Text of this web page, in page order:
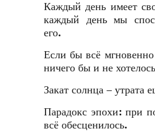
Каждый день имеет
каждый день мы
его.
Если бы всё
ничего бы и не
Закат солнца – утрата
Парадокс эпохи: при
всё обесценилось.